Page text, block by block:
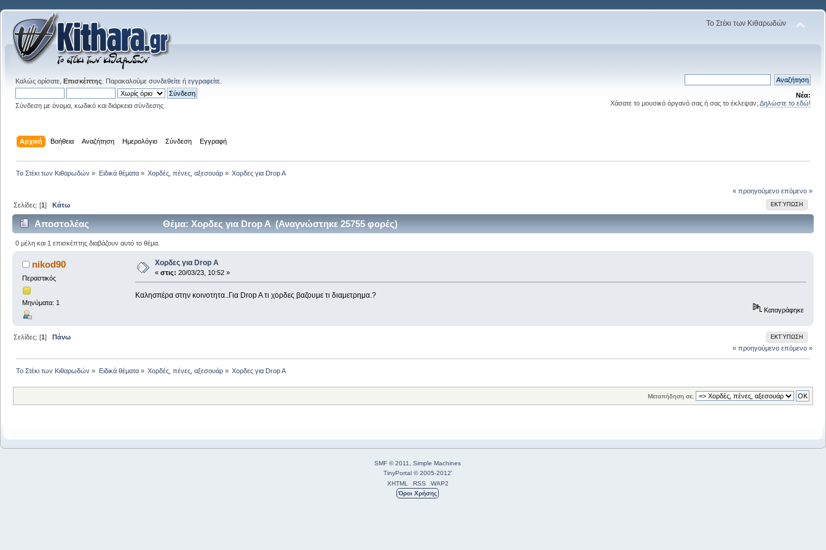
Το Στέκι των Κιθαρωδών
Καλώς ορίσατε, Επισκέπτης . Παρακαλούμε συνδεθείτε ή εγγραφείτε
Σύνδεση με όνομα, κωδικό και διάρκεια σύνδεσης
Νέα:
Χάσατε το μουσικό όργανό σας ή σας το έκλεψαν; Δηλώστε το εδώ!
Αρχική Βοήθεια Αναζήτηση Ημερολόγιο Σύνδεση Εγγραφή
Το Στέκι των Κιθαρωδών » Ειδικά θέματα» Χορδές, πένες, αξεσουάρ» Χορδες για Drop A
« προηγούμενο επόμενο »
ΕΚΤΎΠΩΣΗ
Σελίδες: [1]Κάτω
Αποστολέας Θέμα: Χορδες για Drop A (Αναγνώστηκε 25755 φορές)
0 μέλη και 1 επισκέπτης διαβάζουν αυτό το θέμα.
nikod90
Περαστικός
Μηνύματα: 1
Χορδες για Drop A
« στις: 20/03/23, 10:52 »
Καλησπέρα στην κοινοτητα..Για Drop A τι χορδες βαζουμε τι διαμετρημα.?
Καταγράφηκε
ΕΚΤΎΠΩΣΗ
Σελίδες: [1]
Πάνω
« προηγούμενο επόμενο »
Το Στέκι των Κιθαρωδών » Ειδικά θέματα» Χορδές, πένες, αξεσουάρ» Χορδες για Drop A
Μεταπήδηση σε:
SMF © 2011, Simple Machines
TinyPortal © 2005-2012'
XHTML
RSS
WAP2
Όροι Χρήσης